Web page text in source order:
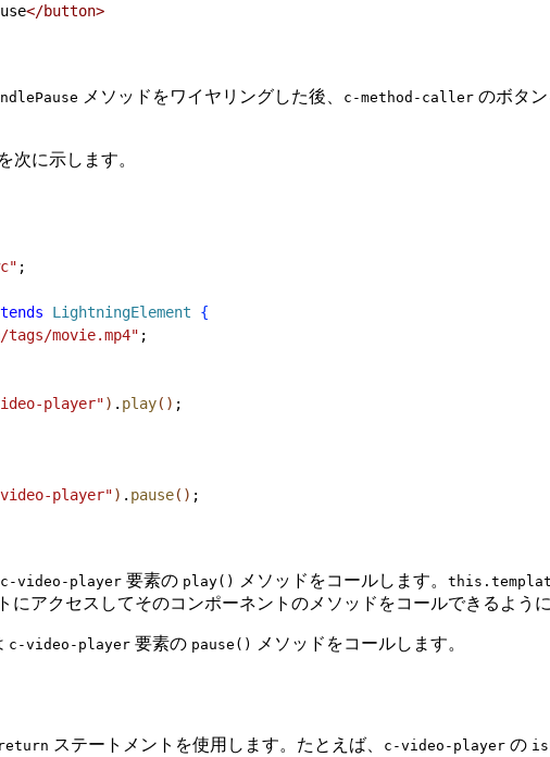
</button>
メソッドをワイヤリングした後、 c-method-caller のボタン
次に示します。
;
LightningElement
{
tags/movie.mp4" ;
player") . play( ) ;
player") . pause( ) ;
c-video-player 要素の play() メソッドをコールします。
にアクセスしてそのコンポーネントのメソッドをコールできるように
c-video-player 要素の pause() メソッドをコールします。
return ステートメントを使用します。たとえば、 c-video-player の